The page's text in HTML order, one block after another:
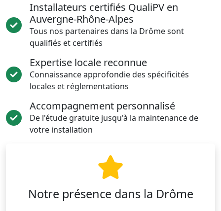
Installateurs certifiés QualiPV en
Auvergne-Rhône-Alpes
Tous nos partenaires dans la Drôme sont
qualifiés et certifiés
Expertise locale reconnue
Connaissance approfondie des spécificités
locales et réglementations
Accompagnement personnalisé
De l'étude gratuite jusqu'à la maintenance de
votre installation
Notre présence dans la Drôme